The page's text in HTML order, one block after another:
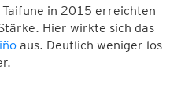
in 2015 erreichten
Hier wirkte sich das
aus. Deutlich weniger los